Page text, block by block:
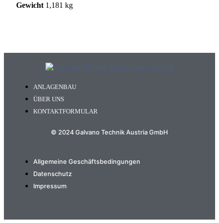
Gewicht 1,181 kg
ANLAGENBAU
ÜBER UNS
KONTAKTFORMULAR
© 2024 Galvano Technik Austria GmbH
Allgemeine Geschäftsbedingungen
Datenschutz
Impressum